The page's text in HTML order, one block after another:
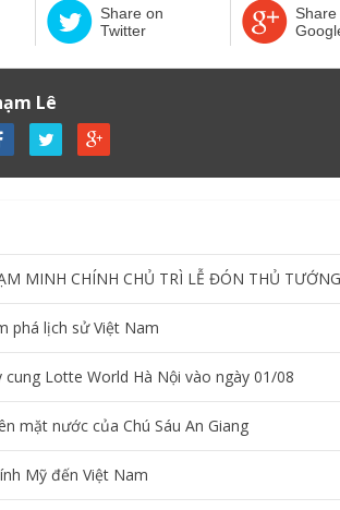
Share on
Twitter
Share
Lê
MINH CHÍNH CHỦ TRÌ LỄ ĐÓN THỦ
phá lịch sử Việt Nam
Lotte World Hà Nội vào ngày 01/08
mặt nước của Chú Sáu An Giang
Mỹ đến Việt Nam